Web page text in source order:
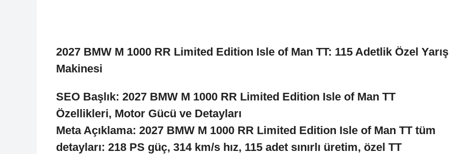
2027 BMW M 1000 RR Limited Edition Isle of Man TT: 115 Adetlik Özel Yarış
Makinesi
SEO Başlık: 2027 BMW M 1000 RR Limited Edition Isle of Man TT
Özellikleri, Motor Gücü ve Detayları
Meta Açıklama: 2027 BMW M 1000 RR Limited Edition Isle of Man TT tüm
detayları: 218 PS güç, 314 km/s hız, 115 adet sınırlı üretim, özel TT